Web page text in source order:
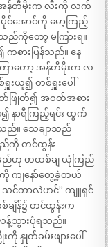
အန်တီမိုးက လီးကို လက်
င်အောင်ကို မော့ကြည့်
သည်ကိုတော့ မကြားရ။
ကစားပြန်သည်။ နေ
ာတော့ အန်တီမိုးက လ
ရှူးယူ၍ တစ်ရှူးပေါ်
ဖြုတ်၍ အဝတ်အစား
၍ နာရီကြည့်ရင်း ထွက်
။ သေချာသည်
ည်ကို တင်ထွန်း
မ့်မည်ဟု တထစ်ချ ယုံကြည်
ကို ကျနော်တွေ့ခဲ့တယ်
သင်တာလဲဟင်” ကျူရှင်
ချိန်၌ တင်ထွန်းက
သွားပုံရသည်။
တ်ခမ်းဖျားပေါ်